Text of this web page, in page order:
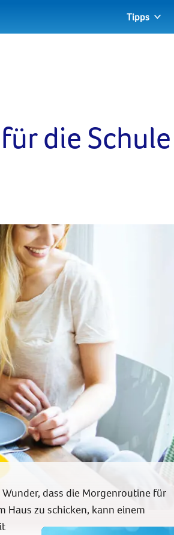
Tipps
die Schule
dass die Morgenroutine für
Haus zu schicken, kann einem